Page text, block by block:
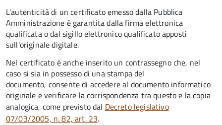
L'autenticità di un certificato emesso dalla Pubblica
Amministrazione è garantita dalla firma elettronica
qualificata o dal sigillo elettronico qualificato apposti
sull'originale digitale.
Nel certificato è anche inserito un contrassegno che, nel
caso si sia in possesso di una stampa del
documento, consente di accedere al documento informatico
originale e verificare la corrispondenza tra questo e la copia
analogica, come previsto dal Decreto legislativo
07/03/2005, n. 82, art. 23.